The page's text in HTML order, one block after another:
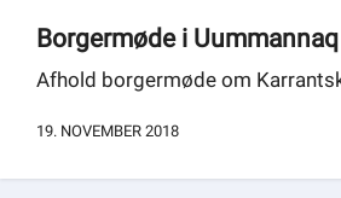
Tsunami
sullissivik.gl
Borgermøde i Uummannaq
Afhold borgermøde om
19. NOVEMBER 2018